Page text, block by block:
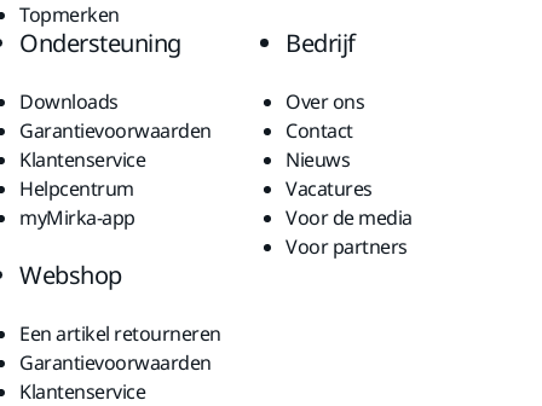
Topmerken
Ondersteuning
Downloads
Garantievoorwaarden
Klantenservice
Helpcentrum
myMirka-app
Bedrijf
Over ons
Contact
Nieuws
Vacatures
Voor de media
Voor partners
Webshop
Een artikel retourneren
Garantievoorwaarden
Klantenservice